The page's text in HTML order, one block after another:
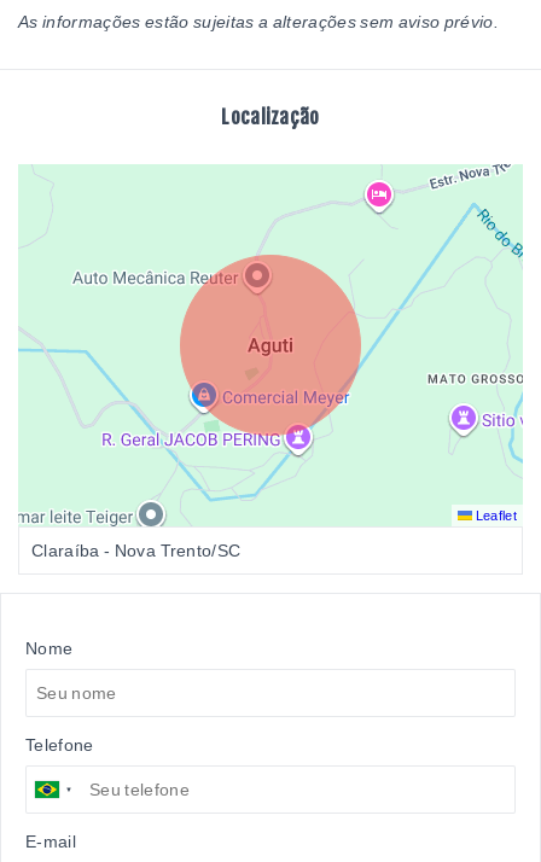
As informações estão sujeitas a alterações sem aviso prévio.
Localização
Leaflet
Claraíba - Nova Trento/SC
Nome
Telefone
E-mail